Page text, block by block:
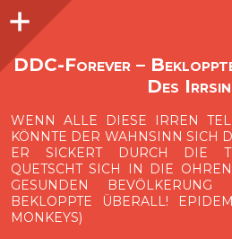
O
p
e
n
i
d
e
b
a
DDC-Forever –
Des
WENN ALLE DIESE IRREN
KÖNNTE DER WAHNSINN SICH
ER SICKERT DURCH DIE
QUETSCHT SICH IN DIE
GESUNDEN
BEKLOPPTE ÜBERALL!
MONKEYS)
Seitenleiste